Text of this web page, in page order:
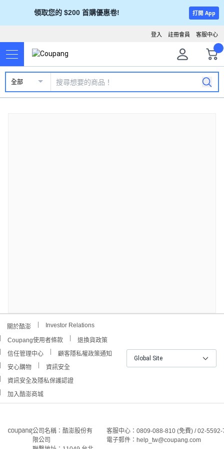
領取您的 $200 首購優惠卷! 打開 App
客服中心
註冊會員
登入
全部
關於酷澎 Investor Relations
Coupang使用者條款
退換貨政策
信任管理中心
顧客隱私權政策通知
安心購物
資訊安全
資訊安全及隱私保護認證
加入酷澎商城
Global Site
公司名稱：酷澎股份有
限公司
客服中心：0809-088-810 (免費) / 02-
電子郵件：help_tw@coupang.com